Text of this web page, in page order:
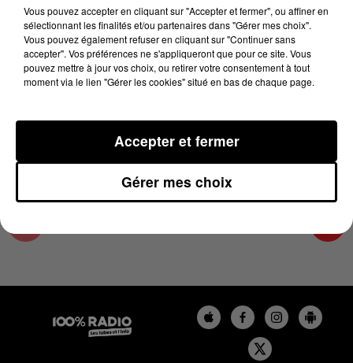
5 février 2024 - 2 min 22 sec
LES INFOS DES HAUTES-PYRÉNÉES DU
05/02/2024 À 15H00
Podcasts infos des Hautes-Pyrénées
Vous pouvez accepter en cliquant sur "Accepter et fermer", ou affiner en
sélectionnant les finalités et/ou partenaires dans "Gérer mes choix".
Vous pouvez également refuser en cliquant sur "Continuer sans
accepter". Vos préférences ne s'appliqueront que pour ce site. Vous
pouvez mettre à jour vos choix, ou retirer votre consentement à tout
moment via le lien "Gérer les cookies" situé en bas de chaque page.
Gérer mes choix
Accepter et fermer